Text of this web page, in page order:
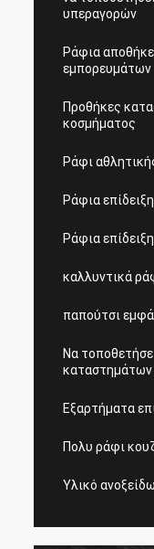
υπεραγορών
Ράφια
εμπορευμάτων
Προθήκες
κοσμήματος
Ράφι
Ράφια
Ράφια
καλλυντικά
παπούτσι
Να
Εξαρτήματα
Πολυ ράφι
Υλικό